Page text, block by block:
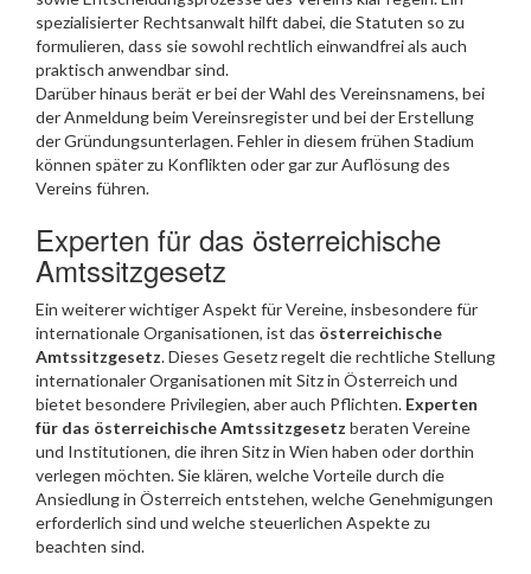
spezialisierter Rechtsanwalt hilft dabei, die Statuten so zu
formulieren, dass sie sowohl rechtlich einwandfrei als auch
praktisch anwendbar sind.
Darüber hinaus berät er bei der Wahl des Vereinsnamens, bei
der Anmeldung beim Vereinsregister und bei der Erstellung
der Gründungsunterlagen. Fehler in diesem frühen Stadium
können später zu Konflikten oder gar zur Auflösung des
Vereins führen.
Experten für das österreichische
Amtssitzgesetz
Ein weiterer wichtiger Aspekt für Vereine, insbesondere für
internationale Organisationen, ist das österreichische
Amtssitzgesetz. Dieses Gesetz regelt die rechtliche Stellung
internationaler Organisationen mit Sitz in Österreich und
bietet besondere Privilegien, aber auch Pflichten. Experten
für das österreichische Amtssitzgesetz beraten Vereine
und Institutionen, die ihren Sitz in Wien haben oder dorthin
verlegen möchten. Sie klären, welche Vorteile durch die
Ansiedlung in Österreich entstehen, welche Genehmigungen
erforderlich sind und welche steuerlichen Aspekte zu
beachten sind.